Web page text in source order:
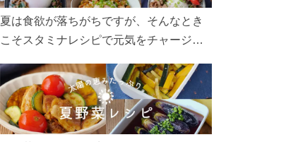
夏は食欲が落ちがちですが、そんなとき
こそスタミナレシピで元気をチャージ！
リ食べて、夏バテを吹き飛ばしましょ
う！